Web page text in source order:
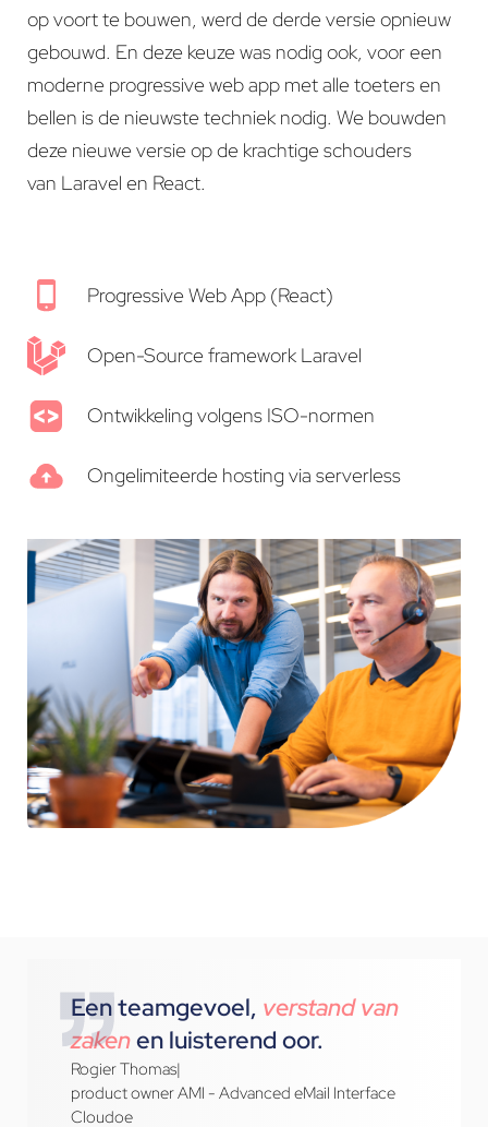
op voort te bouwen, werd de derde versie opnieuw
gebouwd. En deze keuze was nodig ook, voor een
moderne progressive web app met alle toeters en
bellen is de nieuwste techniek nodig. We bouwden
deze nieuwe versie op de krachtige schouders
van Laravel en React.
Progressive Web App (React)
Open-Source framework Laravel
Ontwikkeling volgens ISO-normen
Ongelimiteerde hosting via serverless
Een teamgevoel, verstand van
zakenen luisterend oor.
Rogier Thomas|
product owner AMI - Advanced eMail Interface
Cloudoe